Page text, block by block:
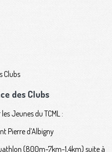
des Clubs
Jeunes du TCML :
Pierre d’Albigny
(800m-7km-1,4km) suite à